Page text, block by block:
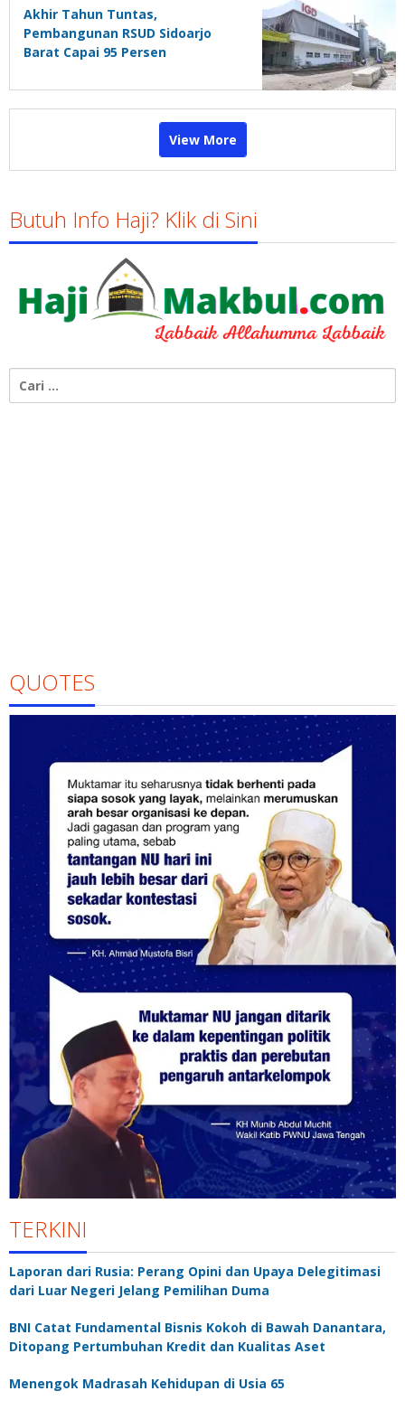
Akhir Tahun Tuntas,
Pembangunan RSUD Sidoarjo
Barat Capai 95 Persen
View More
Butuh Info Haji? Klik di Sini
untuk:
QUOTES
TERKINI
Laporan dari Rusia: Perang Opini dan Upaya Delegitimasi
dari Luar Negeri Jelang Pemilihan Duma
BNI Catat Fundamental Bisnis Kokoh di Bawah Danantara,
Ditopang Pertumbuhan Kredit dan Kualitas Aset
Menengok Madrasah Kehidupan di Usia 65